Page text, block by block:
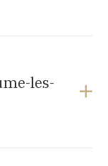
LES-
les-